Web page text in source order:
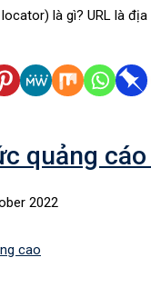
là gì? URL là
quảng
2022
cao